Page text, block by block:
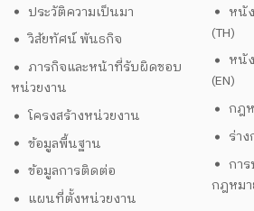
ประวัติความเป็นมา
วิสัยทัศน์ พันธกิจ
ภารกิจและหน้าที่รับผิดชอบ
หน่วยงาน
โครงสร้างหน่วยงาน
ข้อมูลพื้นฐาน
ข้อมูลการติดต่อ
แผนที่ตั้งหน่วยงาน
หนั
(TH)
หนั
(EN)
กฎ
ร่า
กา
กฎหม